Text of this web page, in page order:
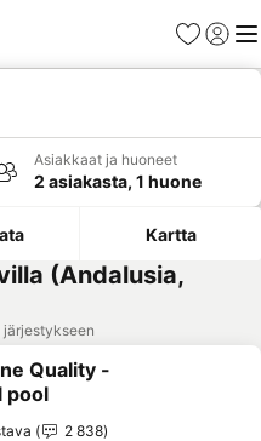
Suosikit
Asiakkaat ja huoneet
2 asiakasta, 1 huone
Kartta
(Andalusia,
suosikkeihin
Quality -
pool
2 838